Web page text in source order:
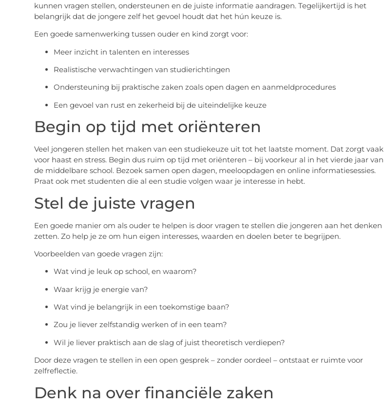
kunnen vragen stellen, ondersteunen en de juiste informatie aandragen. Tegelijkertijd is het
belangrijk dat de jongere zelf het gevoel houdt dat het hún keuze is.
Een goede samenwerking tussen ouder en kind zorgt voor:
Meer inzicht in talenten en interesses
Realistische verwachtingen van studierichtingen
Ondersteuning bij praktische zaken zoals open dagen en aanmeldprocedures
Een gevoel van rust en zekerheid bij de uiteindelijke keuze
Begin op tijd met oriënteren
Veel jongeren stellen het maken van een studiekeuze uit tot het laatste moment. Dat zorgt vaak
voor haast en stress. Begin dus ruim op tijd met oriënteren – bij voorkeur al in het vierde jaar van
de middelbare school. Bezoek samen open dagen, meeloopdagen en online informatiesessies.
Praat ook met studenten die al een studie volgen waar je interesse in hebt.
Stel de juiste vragen
Een goede manier om als ouder te helpen is door vragen te stellen die jongeren aan het denken
zetten. Zo help je ze om hun eigen interesses, waarden en doelen beter te begrijpen.
Voorbeelden van goede vragen zijn:
Wat vind je leuk op school, en waarom?
Waar krijg je energie van?
Wat vind je belangrijk in een toekomstige baan?
Zou je liever zelfstandig werken of in een team?
Wil je liever praktisch aan de slag of juist theoretisch verdiepen?
Door deze vragen te stellen in een open gesprek – zonder oordeel – ontstaat er ruimte voor
zelfreflectie.
Denk na over financiële zaken